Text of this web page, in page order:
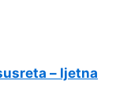
– ljetna